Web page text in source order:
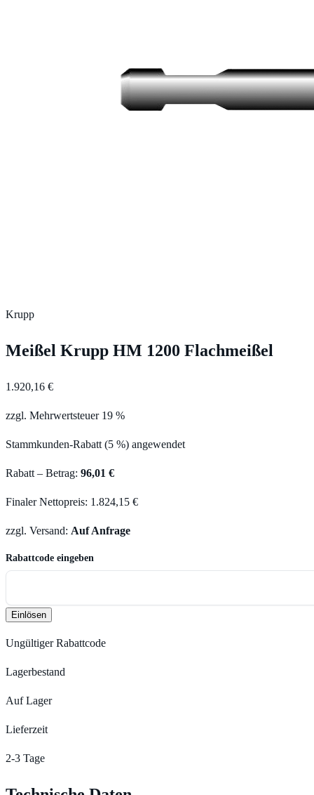
Krupp
Meißel Krupp HM 1200 Flachmeißel
1.920,16 €
zzgl. Mehrwertsteuer 19 %
Stammkunden-Rabatt (5 %) angewendet
Rabatt – Betrag: 96,01 €
Finaler Nettopreis: 1.824,15 €
zzgl. Versand: Auf Anfrage
Rabattcode eingeben
Einlösen
Ungültiger Rabattcode
Lagerbestand
Auf Lager
Lieferzeit
2-3 Tage